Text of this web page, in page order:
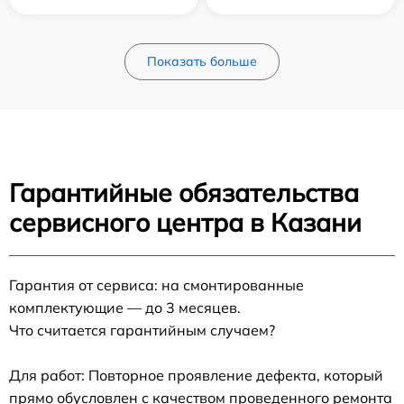
Показать больше
Гарантийные обязательства
сервисного центра в Казани
Гарантия от сервиса: на смонтированные
комплектующие — до 3 месяцев.
Что считается гарантийным случаем?
Для работ: Повторное проявление дефекта, который
прямо обусловлен с качеством проведенного ремонта